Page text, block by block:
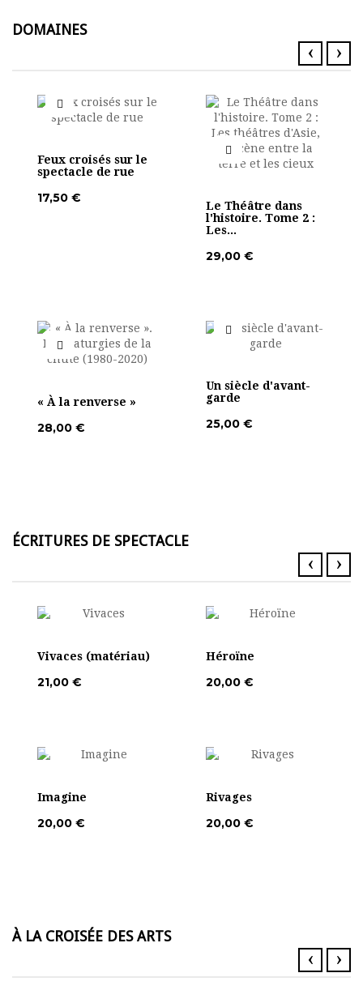
DOMAINES
‹ ›
Feux croisés sur le
spectacle de rue
17,50 €
Le Théâtre dans
l'histoire. Tome 2 :
Les...
29,00 €
« À la renverse »
28,00 €
Un siècle d'avant-
garde
25,00 €
ÉCRITURES DE SPECTACLE
‹ ›
Vivaces (matériau)
21,00 €
Héroïne
20,00 €
Imagine
20,00 €
Rivages
20,00 €
À LA CROISÉE DES ARTS
‹ ›